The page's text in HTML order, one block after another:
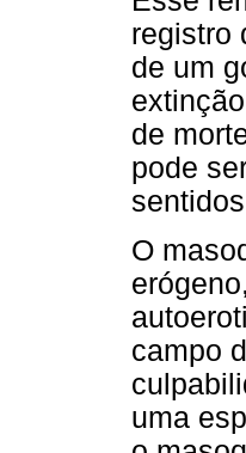
registro
de um
de
pode
O
campo
uma